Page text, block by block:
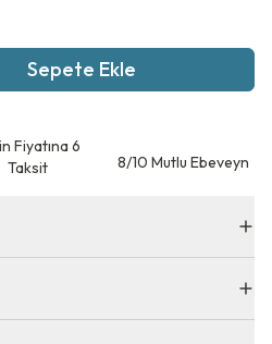
Sepete Ekle
Fiyatına 6
Taksit
8/10 Mutlu Ebeveyn